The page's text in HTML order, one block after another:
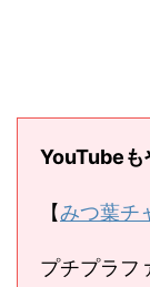
YouTubeも
【みつ葉チ
プチプラフ